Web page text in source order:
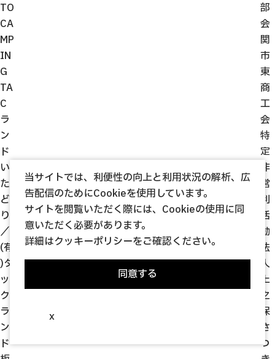
TO
CA
MP
IN
G
TA
C
ラ
ン
ド
い
た
ど
り
／
(有
)タ
ッ
ク
ラ
ン
ド
部
会
関
市
東
商
工
会
特
定
非
営
利
活
動
法
人
上
之
保
さ
つ
当サイトでは、利便性の向上と利用状況の解析、広
告配信のためにCookieを使用しています。
サイトを閲覧いただく際には、Cookieの使用に同
意いただく必要があります。
詳細はクッキーポリシーをご確認ください。
同意する
x